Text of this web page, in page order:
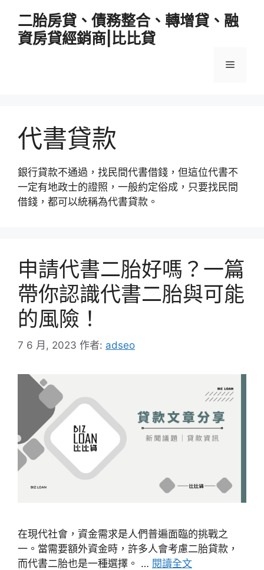
二胎房貸、債務整合、轉增貸、融
資房貸經銷商|比比貸
選
代書貸款
銀行貸款不通過，找民間代書借錢，但這位代書不
一定有地政士的證照，一般約定俗成，只要找民間
借錢，都可以統稱為代書貸款。
申請代書二胎好嗎？一篇
帶你認識代書二胎與可能
的風險！
7 6 月, 2023 作者: adseo
在現代社會，資金需求是人們普遍面臨的挑戰之
一。當需要額外資金時，許多人會考慮二胎貸款，
而代書二胎也是一種選擇。 … 閱讀全文